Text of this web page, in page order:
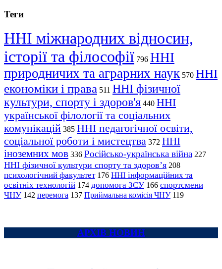
Теги
ННІ міжнародних відносин,
історії та філософії 796 ННІ
природничих та аграрних наук 570 ННІ
економіки і права 511 ННІ фізичної
культури, спорту і здоров'я 440 ННІ
української філології та соціальних
комунікацій 385 ННІ педагогічної освіти,
соціальної роботи і мистецтва 372 ННІ
іноземних мов 336 Російсько-українська війна 227
ННІ фізичної культури спорту та здоров’я 208
психологічний факультет 176 ННІ інформаційних та
освітніх технологій 174 допомога ЗСУ 166 спортсмени
ЧНУ 142 перемога 137 Приймальна комісія ЧНУ 119
АРХІВ НОВИН